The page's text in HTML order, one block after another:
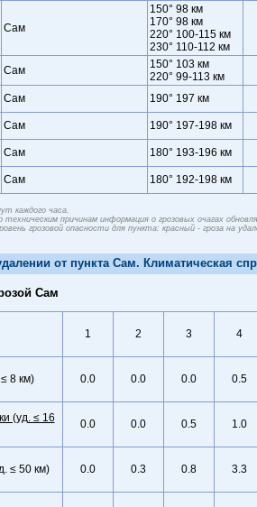
Сам
150° 98 км
170° 98 км
220° 100-115 км
230° 110-112 км
Сам
150° 103 км
220° 99-113 км
Сам 190° 197 км
Сам 190° 197-198 км
Сам 180° 193-196 км
Сам 180° 192-198 км
каждого часа.
причинам информация о грозовых очагах
грозовой опасности для пункта: красный - гроза на
от пункта Сам. Климатическая
Сам
1 2 3 4
8 км) 0.0 0.0 0.0 0.5
(уд. ≤ 16
0.0 0.0 0.5 1.0
≤ 50 км) 0.0 0.3 0.8 3.3